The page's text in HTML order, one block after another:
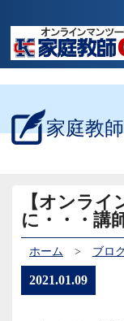
家庭教
【オンラ
に・・・講
ホーム > ブロ
2021.01.09